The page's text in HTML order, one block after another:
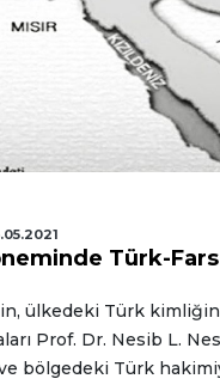
Türk-
ülkedeki Türk
Prof. Dr. Nesib L.
bölgedeki Türk